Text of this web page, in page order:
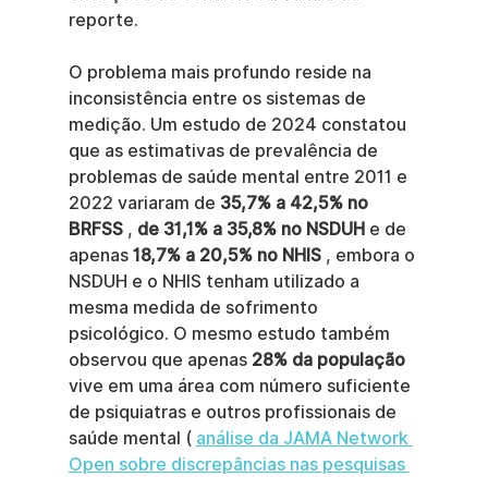
reporte.
O problema mais profundo reside na
inconsistência entre os sistemas de
medição. Um estudo de 2024 constatou
que as estimativas de prevalência de
problemas de saúde mental entre 2011 e
2022 variaram de 35,7% a 42,5% no
BRFSS , de 31,1% a 35,8% no NSDUH e de
apenas 18,7% a 20,5% no NHIS , embora o
NSDUH e o NHIS tenham utilizado a
mesma medida de sofrimento
psicológico. O mesmo estudo também
observou que apenas 28% da população
vive em uma área com número suficiente
de psiquiatras e outros profissionais de
saúde mental ( análise da JAMA Network
Open sobre discrepâncias nas pesquisas